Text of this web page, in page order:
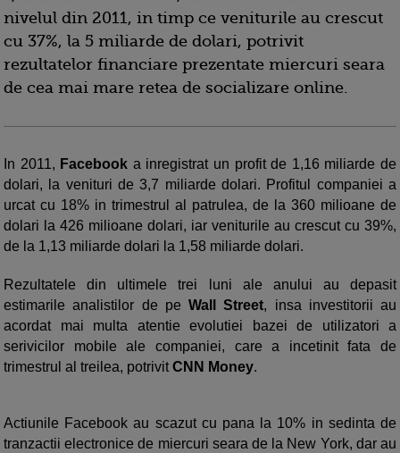
nivelul din 2011, in timp ce veniturile au crescut
cu 37%, la 5 miliarde de dolari, potrivit
rezultatelor financiare prezentate miercuri seara
de cea mai mare retea de socializare online.
In 2011, Facebook a inregistrat un profit de 1,16 miliarde de
dolari, la venituri de 3,7 miliarde dolari. Profitul companiei a
urcat cu 18% in trimestrul al patrulea, de la 360 milioane de
dolari la 426 milioane dolari, iar veniturile au crescut cu 39%,
de la 1,13 miliarde dolari la 1,58 miliarde dolari.
Rezultatele din ultimele trei luni ale anului au depasit
estimarile analistilor de pe Wall Street, insa investitorii au
acordat mai multa atentie evolutiei bazei de utilizatori a
serivicilor mobile ale companiei, care a incetinit fata de
trimestrul al treilea, potrivitCNN Money.
Actiunile Facebook au scazut cu pana la 10% in sedinta de
tranzactii electronice de miercuri seara de la New York, dar au